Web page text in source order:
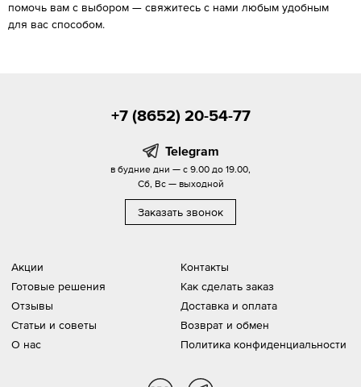
помочь вам с выбором — свяжитесь с нами любым удобным
для вас способом.
Акции
Готовые решения
Отзывы
Статьи и советы
О нас
Контакты
Как сделать заказ
Доставка и оплата
Возврат и обмен
Политика конфиденциальности
+7 (8652) 20-54-77
Telegram
в будние дни — с 9.00 до 19.00,
Сб, Вс — выходной
Заказать звонок